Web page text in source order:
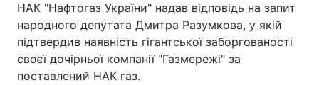
НАК "Нафтогаз України" надав відповідь на запит
народного депутата Дмитра Разумкова, у якій
підтвердив наявність гігантської заборгованості
своєї дочірньої компанії "Газмережі" за
поставлений НАК газ.